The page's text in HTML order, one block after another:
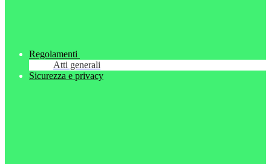
Regolamenti
Atti generali
Sicurezza e privacy